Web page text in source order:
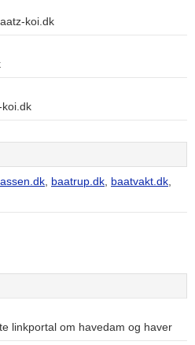
koi.dk
koi.dk
, baatrup.dk, baatvakt.dk,
linkportal om havedam og haver